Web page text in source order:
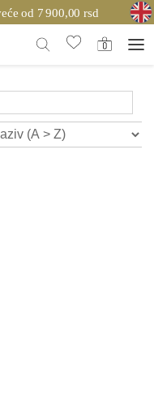
od 7 900,00 rsd